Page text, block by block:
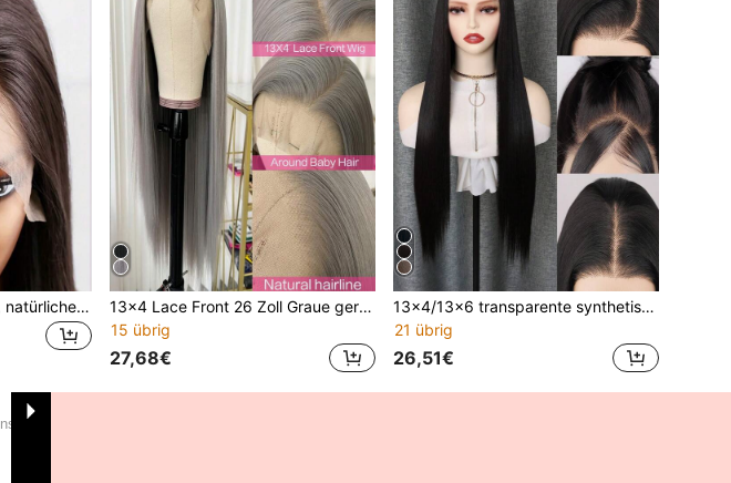
13x4 schwarze, braune, natürliche, gerade synthetische Haare Lace Front Perücke, Haaransatz bereits ausgerupft ohne Kleber, hitzebeständige Fasern, weich & gerade für Damen
13x4 Lace Front 26 Zoll Graue gerade synthetische Perücke, Lace Front Haarlinie mit vorheriger Ausplückung, hitzeresistente Fasern, seidig glatte Perücke für Frauen, Cosplay, Partys, Alltagsgebrauch
15 übrig
27,68€
13x4/13x6 transparente synthetische Lace Front Perücke, vorausgerupft, hochauflösende Lace Perücke, für Frauen
21 übrig
26,51€
Insgesamt 1 Seiten